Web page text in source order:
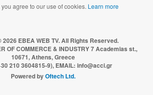
agree to our use of cookies. Learn more
EBEA WEB TV. All Rights Reserved.
OF COMMERCE & INDUSTRY 7 Academias st.,
10671, Athens, Greece
210 3604815-9), EMAIL: info@acci.gr
Powered byOftech Ltd.